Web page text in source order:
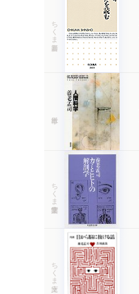
ちくま新書
ちくま学芸文庫
ちくま文庫